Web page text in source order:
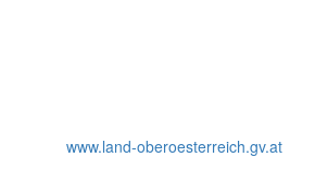
www.land-oberoesterreich.gv.at